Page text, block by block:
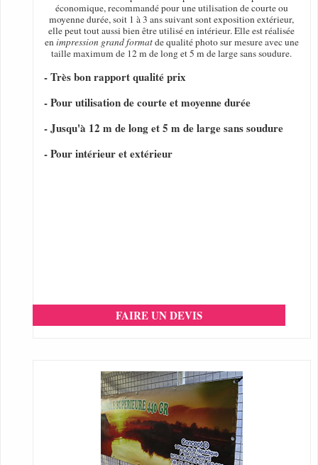
économique, recommandé pour une utilisation de courte ou
moyenne durée, soit 1 à 3 ans suivant sont exposition extérieur,
elle peut tout aussi bien être utilisé en intérieur. Elle est réalisée
enimpression grand formatde qualité photo sur mesure avec une
taille maximum de 12 m de long et 5 m de large sans soudure.
- Très bon rapport qualité prix
- Pour utilisation de courte et moyenne durée
- Jusqu'à 12 m de long et 5 m de large sans soudure
- Pour intérieur et extérieur
FAIRE UN DEVIS